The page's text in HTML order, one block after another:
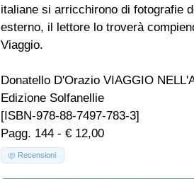
italiane si arricchirono di fotografie
esterno, il lettore lo troverà
Viaggio.
Donatello D'Orazio VIAGGIO
Edizione Solfanellie
[ISBN-978-88-7497-783-3]
Pagg. 144 - € 12,00
Recensioni